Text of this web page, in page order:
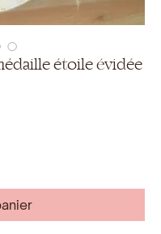
étoile évidée